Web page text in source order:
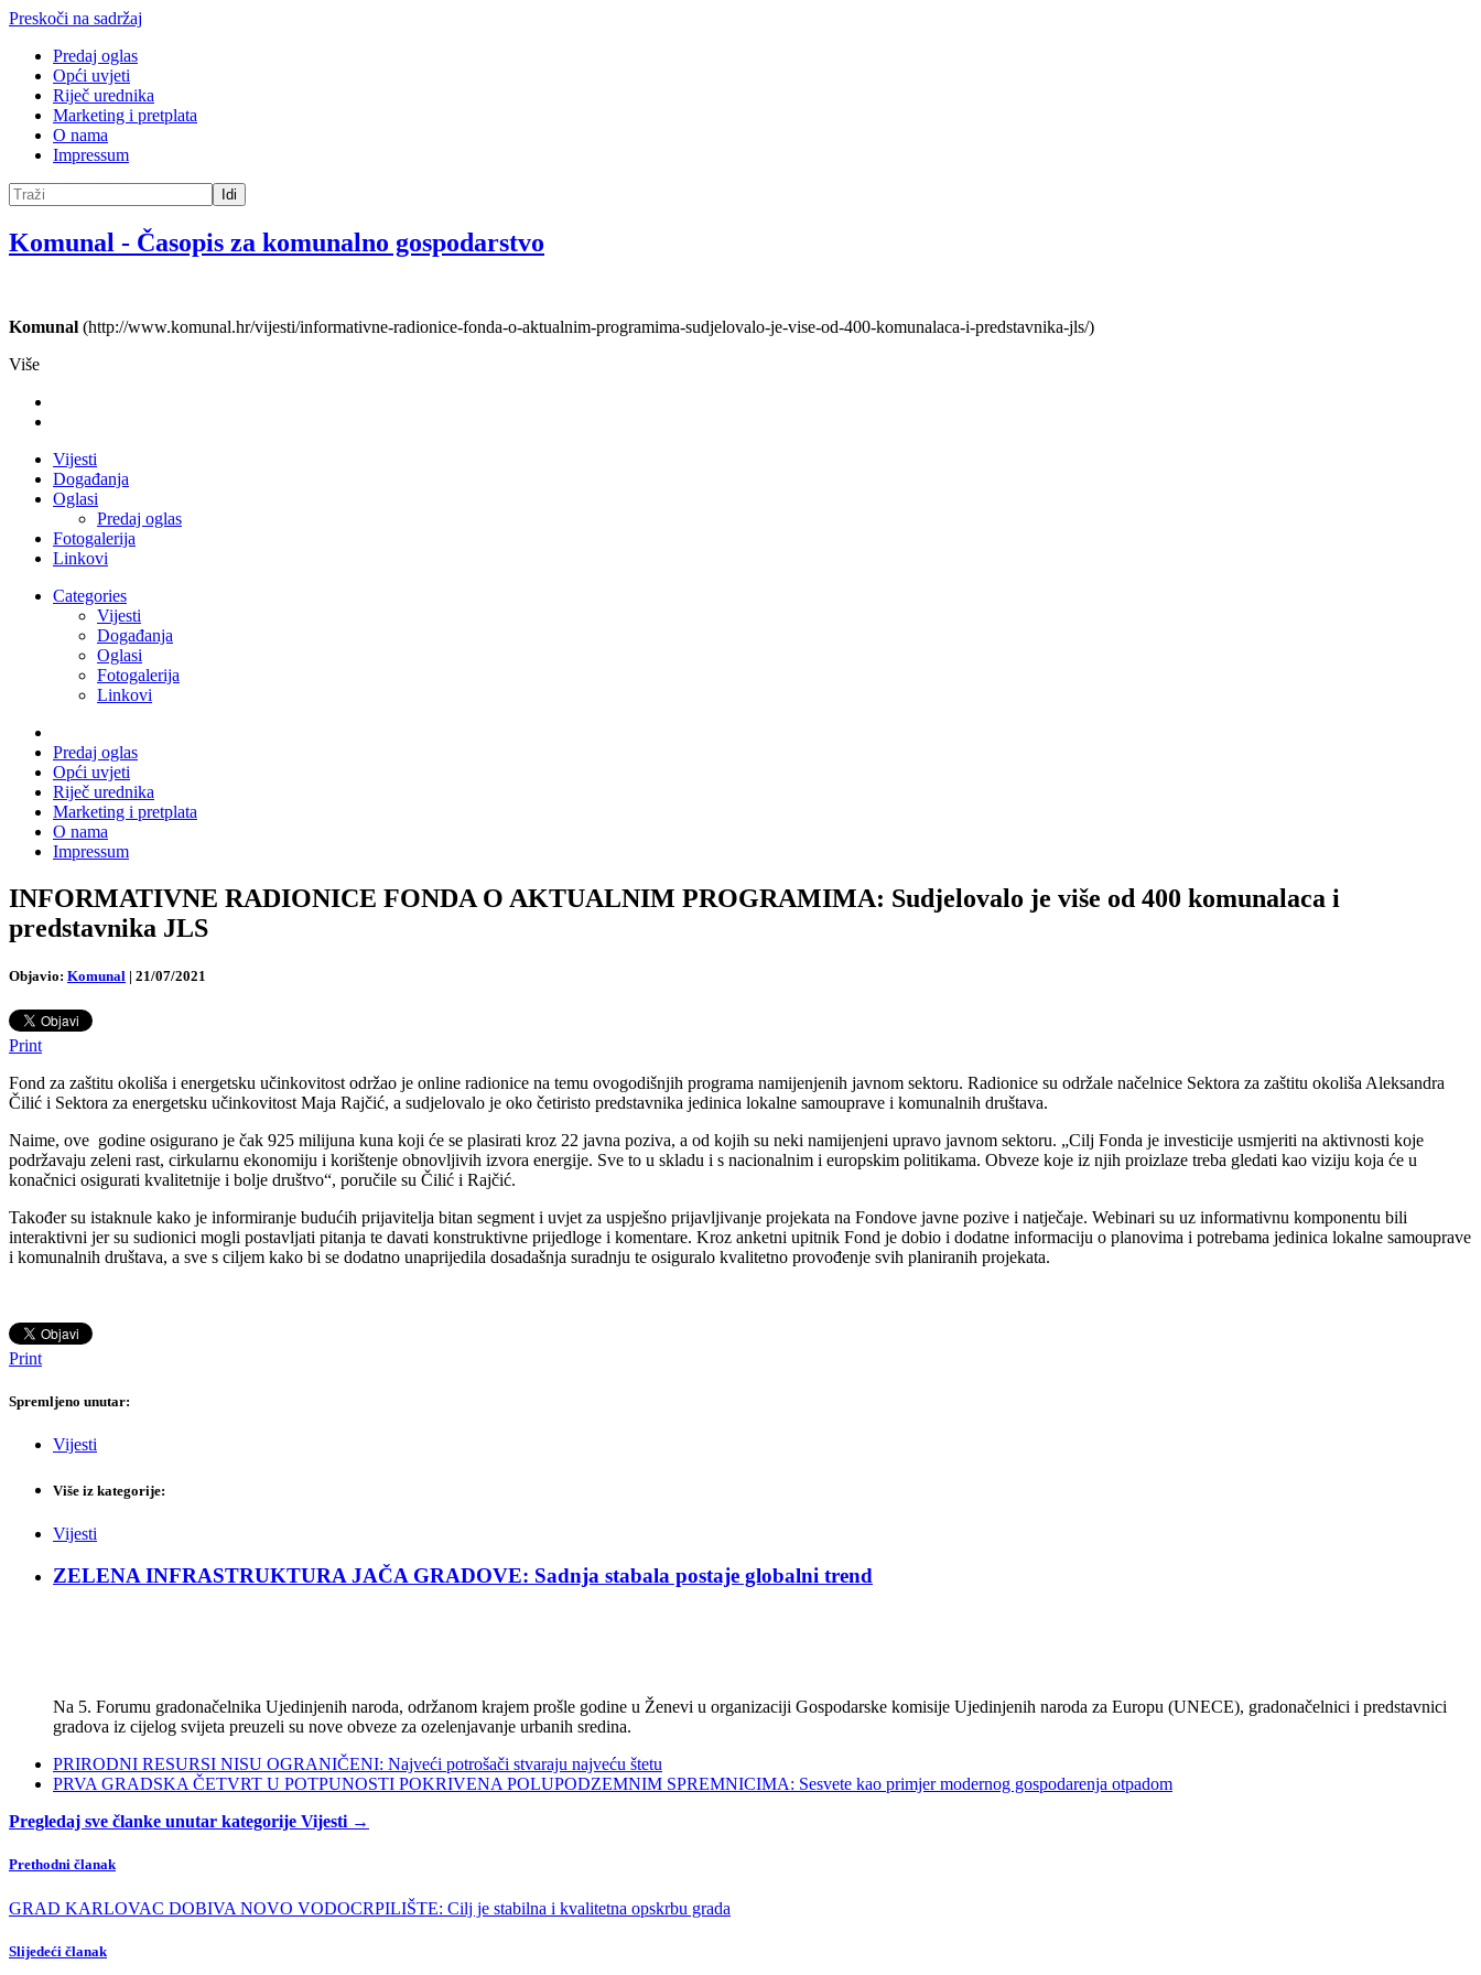
Preskoči na sadržaj
Predaj oglas
Opći uvjeti
Riječ urednika
Marketing i pretplata
O nama
Impressum
Idi
Komunal - Časopis za komunalno gospodarstvo
Komunal (http://www.komunal.hr/vijesti/informativne-radionice-fonda-o-aktualnim-programima-sudjelovalo-je-vise-od-400-komunalaca-i-predstavnika-jls/)
Više
Vijesti
Događanja
Oglasi
Predaj oglas
Fotogalerija
Linkovi
Categories
Vijesti
Događanja
Oglasi
Fotogalerija
Linkovi
Predaj oglas
Opći uvjeti
Riječ urednika
Marketing i pretplata
O nama
Impressum
INFORMATIVNE RADIONICE FONDA O AKTUALNIM PROGRAMIMA: Sudjelovalo je više od 400 komunalaca i
predstavnika JLS
Objavio: Komunal | 21/07/2021
Print
Fond za zaštitu okoliša i energetsku učinkovitost održao je online radionice na temu ovogodišnjih programa namijenjenih javnom sektoru. Radionice su održale načelnice Sektora za zaštitu okoliša Aleksandra
Čilić i Sektora za energetsku učinkovitost Maja Rajčić, a sudjelovalo je oko četiristo predstavnika jedinica lokalne samouprave i komunalnih društava.
Naime, ove godine osigurano je čak 925 milijuna kuna koji će se plasirati kroz 22 javna poziva, a od kojih su neki namijenjeni upravo javnom sektoru. „Cilj Fonda je investicije usmjeriti na aktivnosti koje
podržavaju zeleni rast, cirkularnu ekonomiju i korištenje obnovljivih izvora energije. Sve to u skladu i s nacionalnim i europskim politikama. Obveze koje iz njih proizlaze treba gledati kao viziju koja će u
konačnici osigurati kvalitetnije i bolje društvo“, poručile su Čilić i Rajčić.
Također su istaknule kako je informiranje budućih prijavitelja bitan segment i uvjet za uspješno prijavljivanje projekata na Fondove javne pozive i natječaje. Webinari su uz informativnu komponentu bili
interaktivni jer su sudionici mogli postavljati pitanja te davati konstruktivne prijedloge i komentare. Kroz anketni upitnik Fond je dobio i dodatne informaciju o planovima i potrebama jedinica lokalne samouprave
i komunalnih društava, a sve s ciljem kako bi se dodatno unaprijedila dosadašnja suradnju te osiguralo kvalitetno provođenje svih planiranih projekata.
Print
Spremljeno unutar:
Vijesti
Više iz kategorije:
Vijesti
ZELENA INFRASTRUKTURA JAČA GRADOVE: Sadnja stabala postaje globalni trend
Na 5. Forumu gradonačelnika Ujedinjenih naroda, održanom krajem prošle godine u Ženevi u organizaciji Gospodarske komisije Ujedinjenih naroda za Europu (UNECE), gradonačelnici i predstavnici
gradova iz cijelog svijeta preuzeli su nove obveze za ozelenjavanje urbanih sredina.
PRIRODNI RESURSI NISU OGRANIČENI: Najveći potrošači stvaraju najveću štetu
PRVA GRADSKA ČETVRT U POTPUNOSTI POKRIVENA POLUPODZEMNIM SPREMNICIMA: Sesvete kao primjer modernog gospodarenja otpadom
Pregledaj sve članke unutar kategorije Vijesti →
Prethodni članak
GRAD KARLOVAC DOBIVA NOVO VODOCRPILIŠTE: Cilj je stabilna i kvalitetna opskrbu grada
Slijedeći članak